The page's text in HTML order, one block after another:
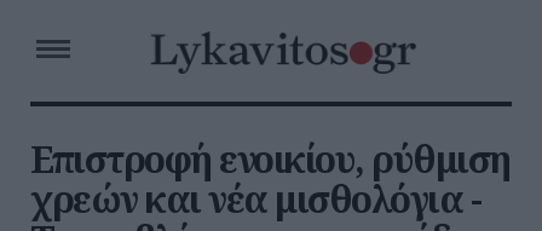
Επιστροφή ενοικίου, ρύθμιση
χρεών και νέα μισθολόγια -